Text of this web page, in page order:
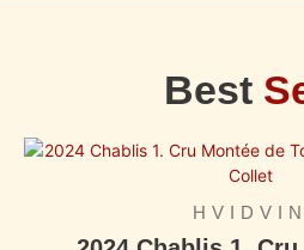
Best
HVIDVIN